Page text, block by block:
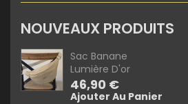
NOUVEAUX PRODUITS
Sac Banane
Lumière D'or
Prix
46,90 €
Ajouter Au Panier